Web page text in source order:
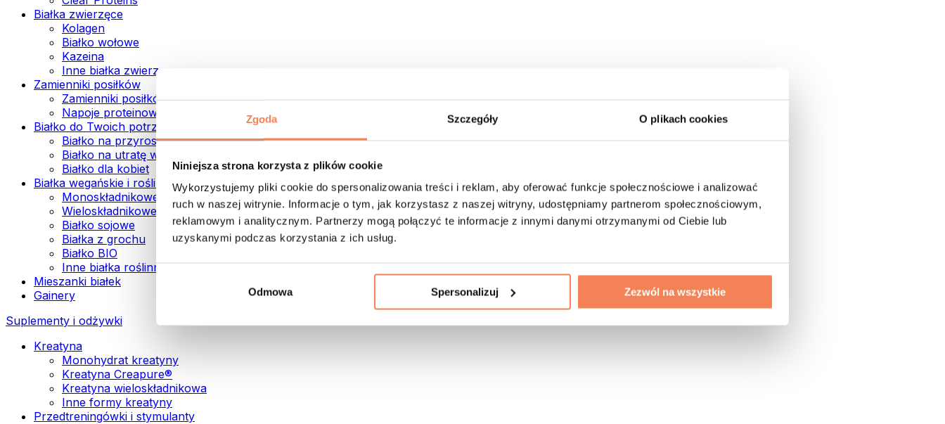
Zgoda Szczegóły O plikach cookies
Niniejsza strona korzysta z plików cookie
Wykorzystujemy pliki cookie do spersonalizowania treści i reklam, aby oferować funkcje społecznościowe i analizować
ruch w naszej witrynie. Informacje o tym, jak korzystasz z naszej witryny, udostępniamy partnerom społecznościowym,
reklamowym i analitycznym. Partnerzy mogą połączyć te informacje z innymi danymi otrzymanymi od Ciebie lub
uzyskanymi podczas korzystania z ich usług.
Odmowa Spersonalizuj Zezwól na wszystkie
Białka zwierzęce
Kolagen
Białko wołowe
Kazeina
Inne białka zwierzęce
Zamienniki posiłków
Zamienniki posiłków w proszku
Napoje proteinowe ready to drink
Białko do Twoich potrzeb
Białko na przyrost mięśni
Białko na utratę wagi
Białko dla kobiet
Białka wegańskie i roślinne
Monoskładnikowe białka wegańskie
Wieloskładnikowe białka wegańskie
Białko sojowe
Białka z grochu
Białko BIO
Inne białka roślinne
Mieszanki białek
Gainery
Suplementy i odżywki
Kreatyna
Monohydrat kreatyny
Kreatyna Creapure®
Kreatyna wieloskładnikowa
Inne formy kreatyny
Przedtreningówki i stymulanty